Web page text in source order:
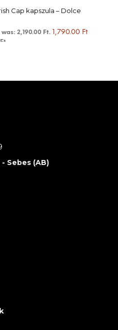
Cap kapszula – Dolce
2,190.00 Ft. 1,790.00 Ft
Sebes (AB)